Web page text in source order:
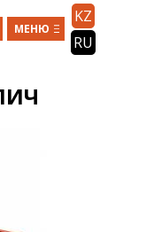
МЕНЮ
KZ
RU